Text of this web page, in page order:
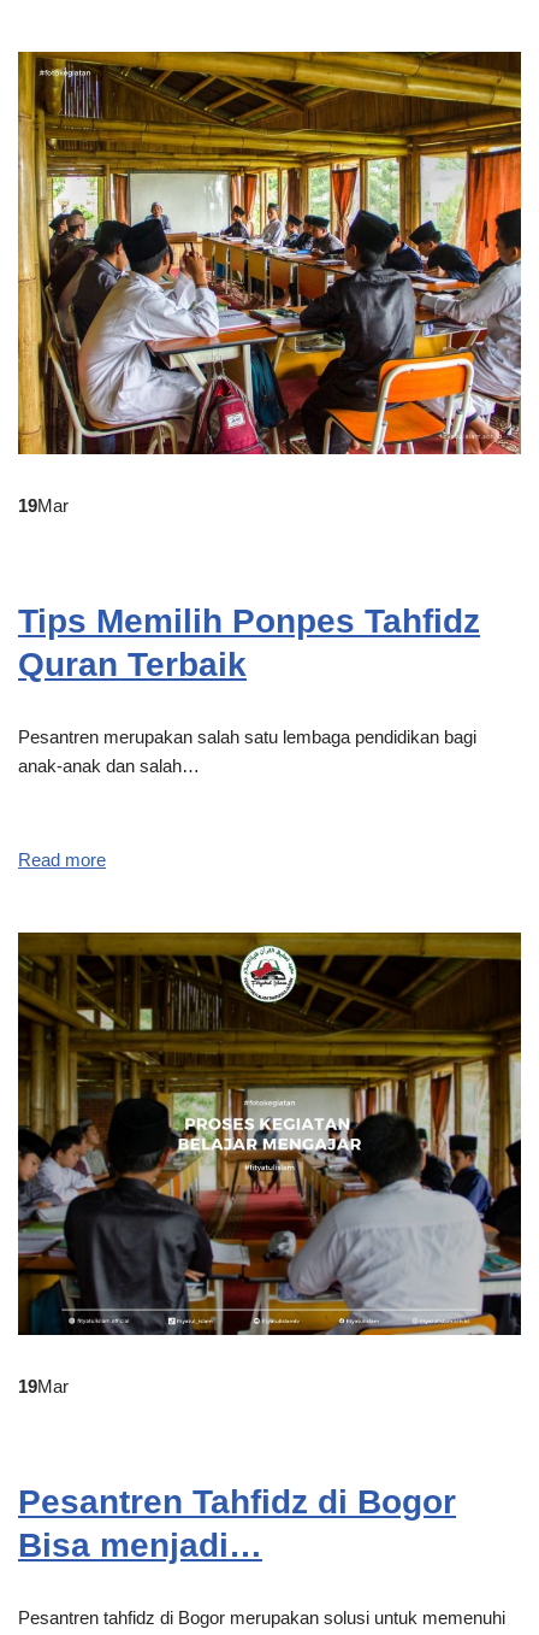
19Mar
Tips Memilih Ponpes Tahfidz
Quran Terbaik
Pesantren merupakan salah satu lembaga pendidikan bagi
anak-anak dan salah…
Read more
19Mar
Pesantren Tahfidz di Bogor
Bisa menjadi…
Pesantren tahfidz di Bogor merupakan solusi untuk memenuhi